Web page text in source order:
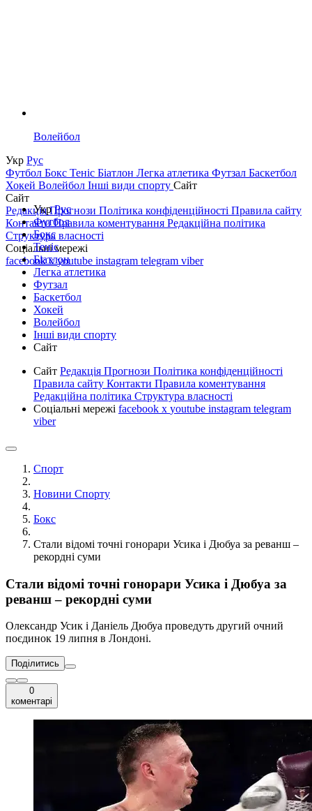
Волейбол
Укр Рус
Футбол Бокс Теніс Біатлон Легка атлетика Футзал Баскетбол
Хокей Волейбол Інші види спорту Сайт
Сайт
РедакціяПрогнози Політика конфіденційності Правила сайту
КонтактиПравила коментування Редакційна політика
Структура власності
Соціальні мережі
facebookxyoutube instagram telegram viber
УкрРус
Футбол
Бокс
Теніс
Біатлон
Легка атлетика
Футзал
Баскетбол
Хокей
Волейбол
Інші види спорту
Сайт
Сайт Редакція Прогнози Політика конфіденційності
Правила сайту Контакти Правила коментування
Редакційна політика Структура власності
Соціальні мережі facebook x youtube instagram telegram
viber
Спорт
Новини Спорту
Бокс
Стали відомі точні гонорари Усика і Дюбуа за реванш –
рекордні суми
Стали відомі точні гонорари Усика і Дюбуа за
реванш – рекордні суми
Олександр Усик і Даніель Дюбуа проведуть другий очний
поєдинок 19 липня в Лондоні.
Поділитись
0
коментарі